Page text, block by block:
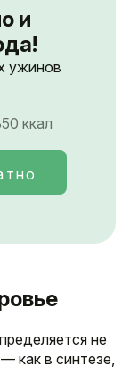
и
ужинов
ккал
не
как в синтезе,